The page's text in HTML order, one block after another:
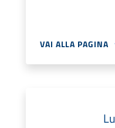
VAI ALLA PAGINA